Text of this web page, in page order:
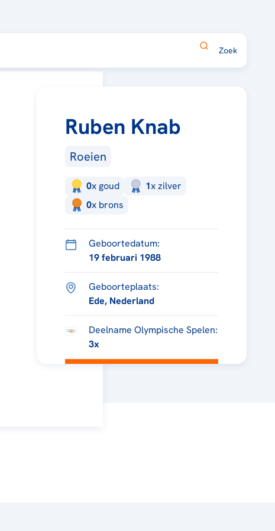
Ruben Knab
Roeien
0x goud 1xzilver
0x brons
Geboortedatum:
19 februari 1988
Geboorteplaats:
Ede, Nederland
Deelname Olympische Spelen:
3x